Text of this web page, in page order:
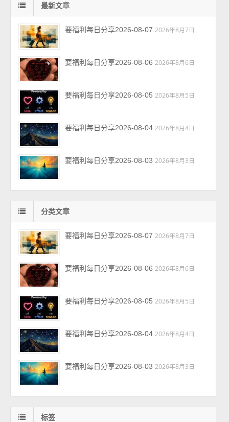
最新文章
要福利每日分享2026-08-07 2026年8月7日
要福利每日分享2026-08-06 2026年8月6日
要福利每日分享2026-08-05 2026年8月5日
要福利每日分享2026-08-04 2026年8月4日
要福利每日分享2026-08-03 2026年8月3日
分类文章
要福利每日分享2026-08-07 2026年8月7日
要福利每日分享2026-08-06 2026年8月6日
要福利每日分享2026-08-05 2026年8月5日
要福利每日分享2026-08-04 2026年8月4日
要福利每日分享2026-08-03 2026年8月3日
标签